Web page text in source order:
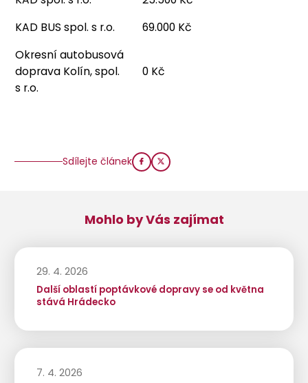
KAD BUS spol. s r.o.
69.000 Kč
Okresní autobusová
doprava Kolín, spol.
s r.o.
0 Kč
Sdílejte článek
Mohlo by Vás zajímat
29. 4. 2026
Další oblastí poptávkové dopravy se od května
stává Hrádecko
7. 4. 2026